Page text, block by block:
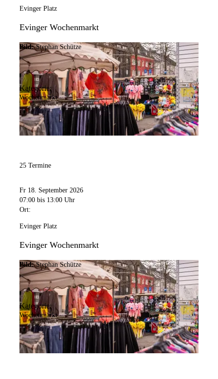
Evinger Platz
Evinger Wochenmarkt
Bild: Stephan Schütze
Kategorie:
Wochenmarkt
25 Termine
Fr 18. September 2026
07:00 bis 13:00 Uhr
Ort:
Evinger Platz
Evinger Wochenmarkt
Bild: Stephan Schütze
Kategorie:
Wochenmarkt